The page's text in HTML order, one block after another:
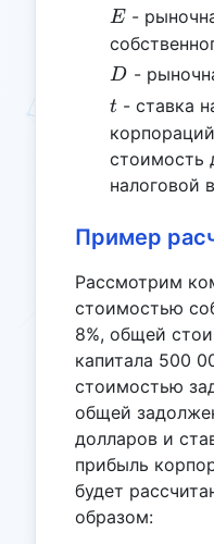
E
E -
D
D -
t
t - ставка
стоимость
налоговой
Пример
Рассмотрим
стоимостью
8%, общей
капитала 500
стоимостью
общей
долларов и
прибыль
будет
образом: